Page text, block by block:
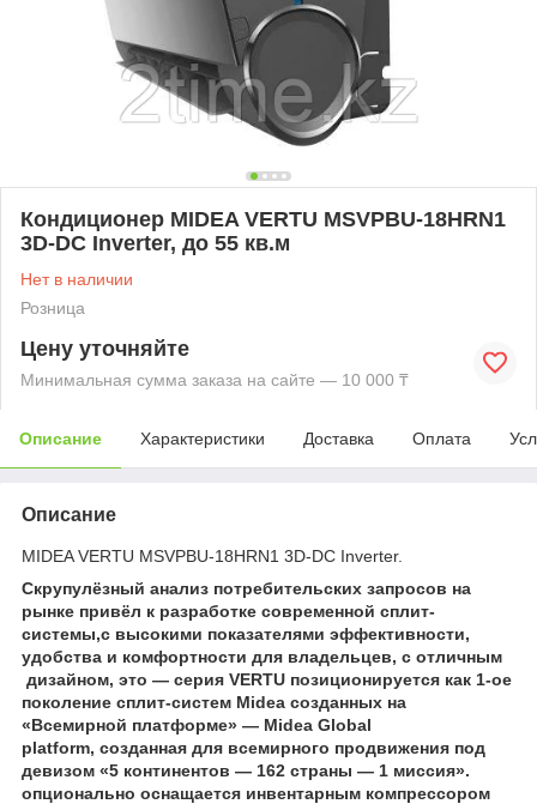
Кондиционер MIDEA VERTU MSVPBU-18HRN1
3D-DC Inverter, до 55 кв.м
Нет в наличии
Розница
Цену уточняйте
Минимальная сумма заказа на сайте — 10 000 ₸
Описание Характеристики Доставка Оплата
Описание
MIDEA VERTU MSVPBU-18HRN1 3D-DC Inverter.
Скрупулёзный анализ потребительских запросов на
рынке привёл к разработке современной сплит-
системы,с высокими показателями эффективности,
удобства и комфортности для владельцев, с отличным
дизайном, это — серия VERTU позиционируется как 1-ое
поколение сплит-систем Midea созданных на
«Всемирной платформе» — Midea Global
platform, созданная для всемирного продвижения под
девизом «5 континентов — 162 страны — 1 миссия».
опционально оснащается инвентарным компрессором